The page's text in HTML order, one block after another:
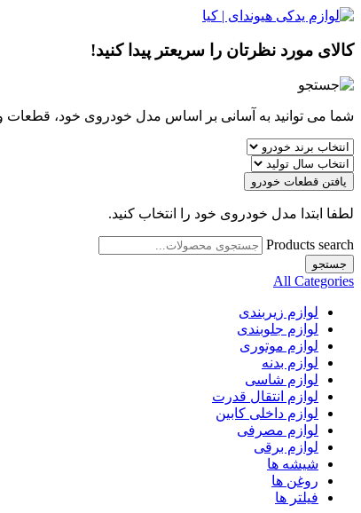
کالای مورد نظرتان را سریعتر پیدا کنید!
شما می توانید به آسانی بر اساس مدل خودروی خود، قطعات و
یافتن قطعات خودرو
لطفا ابتدا مدل خودروی خود را انتخاب کنید.
Products search
جستجو
All Categories
لوازم زیربندی
لوازم جلوبندی
لوازم موتوری
لوازم بدنه
لوازم شاسی
لوازم انتقال قدرت
لوازم داخلی کابین
لوازم مصرفی
لوازم برقی
شیشه ها
روغن ها
فیلتر ها